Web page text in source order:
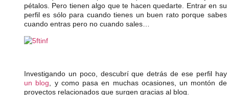
pétalos. Pero tienen algo que te hacen quedarte. Entrar en su
perfil es sólo para cuando tienes un buen rato porque sabes
cuando entras pero no cuando sales…
Investigando un poco, descubrí que detrás de ese perfil hay
un blog , y como pasa en muchas ocasiones, un montón de
proyectos relacionados que surgen gracias al blog.